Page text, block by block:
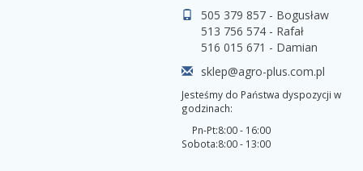
505 379 857 - Bogusław
513 756 574 - Rafał
516 015 671 - Damian
sklep@agro-plus.com.pl
Jesteśmy do Państwa dyspozycji w
godzinach:
Pn-Pt:
Sobota:
8:00 - 16:00
8:00 - 13:00